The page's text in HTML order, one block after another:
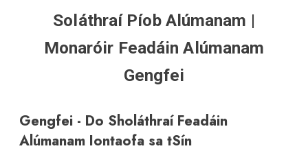
Soláthraí Píob Alúmanam |
Monaróir Feadáin Alúmanam
Gengfei
Gengfei - Do Sholáthraí Feadáin
Alúmanam Iontaofa sa tSín